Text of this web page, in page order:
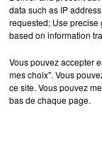
data such as IP
requested; Use precise
based on information
Vous pouvez accepter
mes choix". Vous
ce site. Vous pouvez
bas de chaque page.